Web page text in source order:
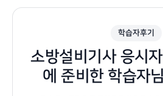
학습자후기
소방설비기사 응시
에 준비한 학습자